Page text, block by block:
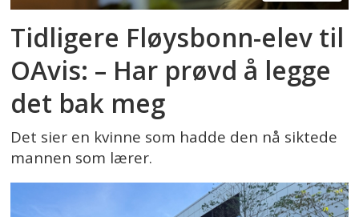
Tidligere Fløysbonn-elev til
OAvis: – Har prøvd å legge
det bak meg
Det sier en kvinne som hadde den nå siktede
mannen som lærer.